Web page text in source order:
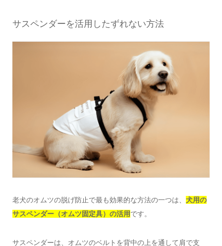
サスペンダーを活用したずれない方法
老犬のオムツの脱げ防止で最も効果的な方法の一つは、 犬用の
サスペンダー（オムツ固定具）の活用です。
サスペンダーは、オムツのベルトを背中の上を通して肩で支